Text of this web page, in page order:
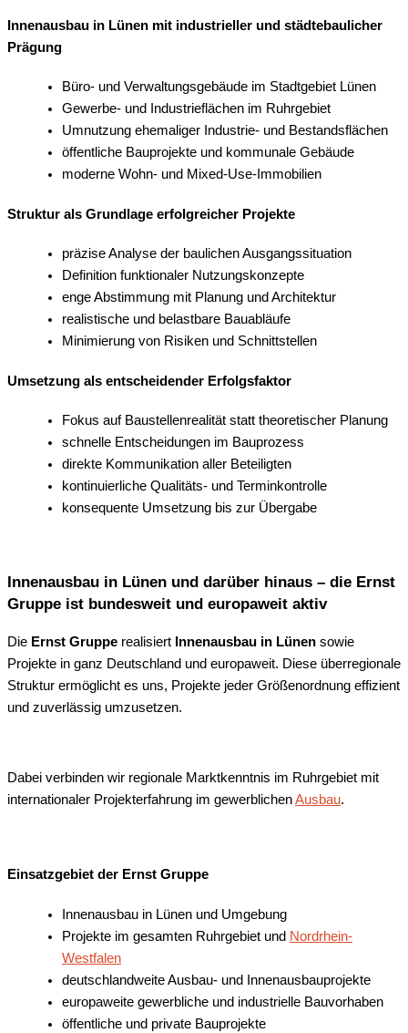
Innenausbau in Lünen mit industrieller und städtebaulicher
Prägung
Büro- und Verwaltungsgebäude im Stadtgebiet Lünen
Gewerbe- und Industrieflächen im Ruhrgebiet
Umnutzung ehemaliger Industrie- und Bestandsflächen
öffentliche Bauprojekte und kommunale Gebäude
moderne Wohn- und Mixed-Use-Immobilien
Struktur als Grundlage erfolgreicher Projekte
präzise Analyse der baulichen Ausgangssituation
Definition funktionaler Nutzungskonzepte
enge Abstimmung mit Planung und Architektur
realistische und belastbare Bauabläufe
Minimierung von Risiken und Schnittstellen
Umsetzung als entscheidender Erfolgsfaktor
Fokus auf Baustellenrealität statt theoretischer Planung
schnelle Entscheidungen im Bauprozess
direkte Kommunikation aller Beteiligten
kontinuierliche Qualitäts- und Terminkontrolle
konsequente Umsetzung bis zur Übergabe
Innenausbau in Lünen und darüber hinaus – die Ernst
Gruppe ist bundesweit und europaweit aktiv
Die Ernst Gruppe realisiert Innenausbau in Lünen sowie
Projekte in ganz Deutschland und europaweit. Diese überregionale
Struktur ermöglicht es uns, Projekte jeder Größenordnung effizient
und zuverlässig umzusetzen.
Dabei verbinden wir regionale Marktkenntnis im Ruhrgebiet mit
internationaler Projekterfahrung im gewerblichenAusbau.
Einsatzgebiet der Ernst Gruppe
Innenausbau in Lünen und Umgebung
Projekte im gesamten Ruhrgebiet und Nordrhein-
Westfalen
deutschlandweite Ausbau- und Innenausbauprojekte
europaweite gewerbliche und industrielle Bauvorhaben
öffentliche und private Bauprojekte